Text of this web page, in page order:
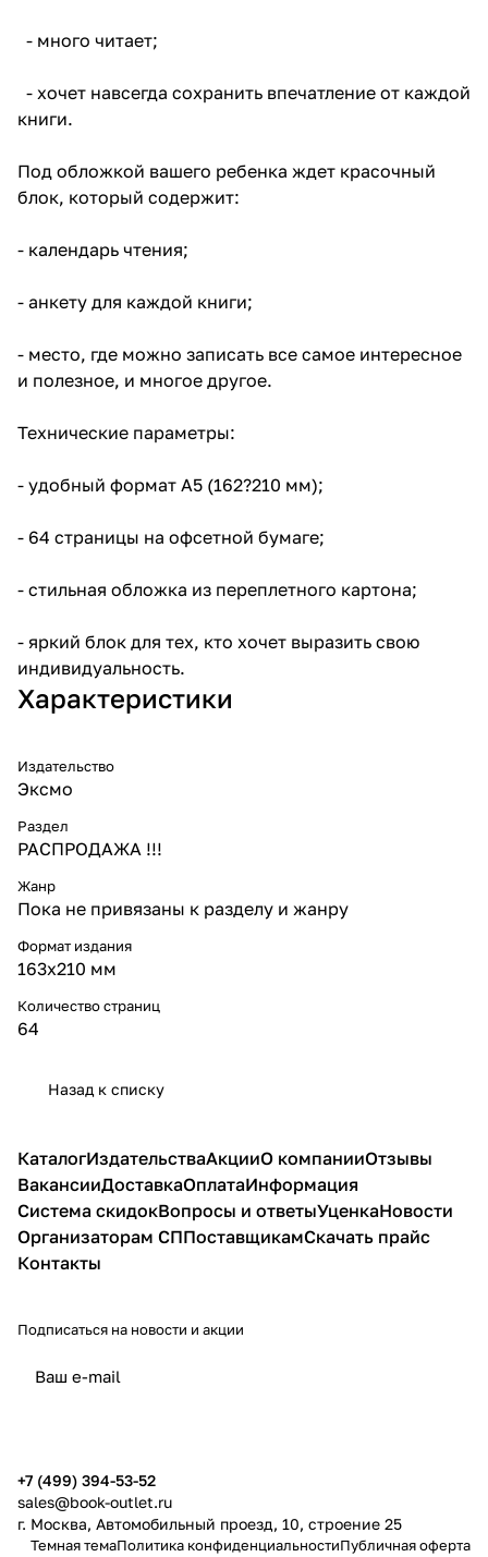
- много читает;
- хочет навсегда сохранить впечатление от каждой
книги.
Под обложкой вашего ребенка ждет красочный
блок, который содержит:
- календарь чтения;
- анкету для каждой книги;
- место, где можно записать все самое интересное
и полезное, и многое другое.
Технические параметры:
- удобный формат А5 (162?210 мм);
- 64 страницы на офсетной бумаге;
- стильная обложка из переплетного картона;
- яркий блок для тех, кто хочет выразить свою
индивидуальность.
Характеристики
Издательство
Эксмо
Раздел
РАСПРОДАЖА !!!
Жанр
Пока не привязаны к разделу и жанру
Формат издания
163x210 мм
Количество страниц
64
Назад к списку
КаталогИздательстваАкцииО компанииОтзывы
ВакансииДоставкаОплатаИнформация
Система скидокВопросы и ответыУценкаНовости
Организаторам СППоставщикамСкачать прайс
Контакты
Подписаться на новости и акции
+7 (499) 394-53-52
sales@book-outlet.ru
г. Москва, Автомобильный проезд, 10, строение 25
Темная темаПолитика конфиденциальностиПубличная оферта